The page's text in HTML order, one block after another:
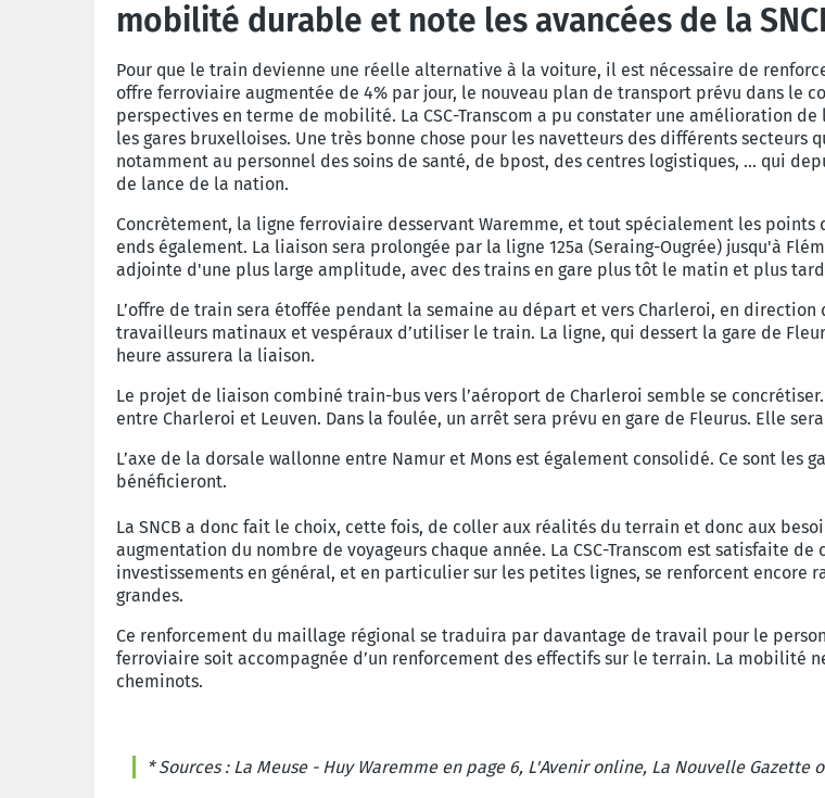
mobilité durable et note les avancées de la
Pour que le train devienne une réelle alternative à la voiture, il est nécessaire de
offre ferroviaire augmentée de 4% par jour, le nouveau plan de transport prévu dans le
perspectives en terme de mobilité. La CSC-Transcom a pu constater une amélioration
les gares bruxelloises. Une très bonne chose pour les navetteurs des différents secteurs
notamment au personnel des soins de santé, de bpost, des centres logistiques, … qui
de lance de la nation.
Concrètement, la ligne ferroviaire desservant Waremme, et tout spécialement les
ends également. La liaison sera prolongée par la ligne 125a (Seraing-Ougrée) jusqu'à
adjointe d'une plus large amplitude, avec des trains en gare plus tôt le matin et plus
L’offre de train sera étoffée pendant la semaine au départ et vers Charleroi, en
travailleurs matinaux et vespéraux d’utiliser le train. La ligne, qui dessert la gare de
heure assurera la liaison.
Le projet de liaison combiné train-bus vers l’aéroport de Charleroi semble se
entre Charleroi et Leuven. Dans la foulée, un arrêt sera prévu en gare de Fleurus. Elle
L’axe de la dorsale wallonne entre Namur et Mons est également consolidé. Ce sont les
bénéficieront.
La SNCB a donc fait le choix, cette fois, de coller aux réalités du terrain et donc aux
augmentation du nombre de voyageurs chaque année. La CSC-Transcom est satisfaite
investissements en général, et en particulier sur les petites lignes, se renforcent
grandes.
Ce renforcement du maillage régional se traduira par davantage de travail pour le
ferroviaire soit accompagnée d’un renforcement des effectifs sur le terrain. La
cheminots.
* Sources : La Meuse - Huy Waremme en page 6, L'Avenir online, La Nouvelle Gazette